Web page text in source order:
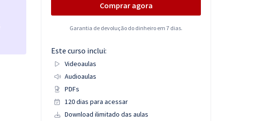
Comprar agora
Garantia de devolução do dinheiro em 7 dias.
Este curso inclui:
Videoaulas
Audioaulas
PDFs
120 dias para acessar
Download ilimitado das aulas